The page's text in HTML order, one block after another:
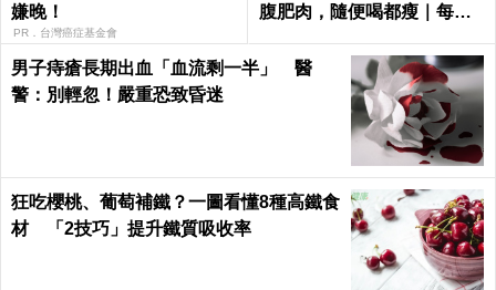
嫌晚！
PR．台灣癌症基金會
腹肥肉，隨便喝都瘦｜每日
男子痔瘡長期出血「血流剩一半」 醫
警：別輕忽！嚴重恐致昏迷
狂吃櫻桃、葡萄補鐵？一圖看懂8種高鐵食
材 「2技巧」提升鐵質吸收率